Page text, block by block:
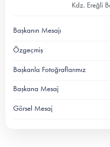
Kdz. Ereğli
Başkanın Mesajı
Özgeçmiş
Başkanla Fotoğraflarımız
Başkana Mesaj
Görsel Mesaj